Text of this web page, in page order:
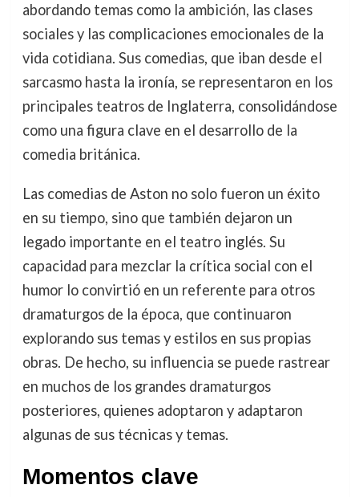
abordando temas como la ambición, las clases
sociales y las complicaciones emocionales de la
vida cotidiana. Sus comedias, que iban desde el
sarcasmo hasta la ironía, se representaron en los
principales teatros de Inglaterra, consolidándose
como una figura clave en el desarrollo de la
comedia británica.
Las comedias de Aston no solo fueron un éxito
en su tiempo, sino que también dejaron un
legado importante en el teatro inglés. Su
capacidad para mezclar la crítica social con el
humor lo convirtió en un referente para otros
dramaturgos de la época, que continuaron
explorando sus temas y estilos en sus propias
obras. De hecho, su influencia se puede rastrear
en muchos de los grandes dramaturgos
posteriores, quienes adoptaron y adaptaron
algunas de sus técnicas y temas.
Momentos clave